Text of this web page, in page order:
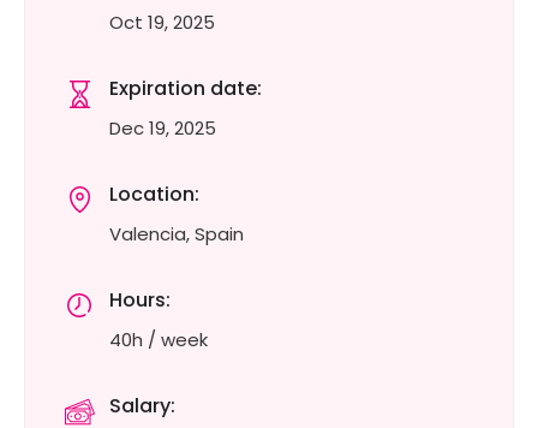
Oct 19, 2025
Expiration date:
Dec 19, 2025
Location:
Valencia, Spain
Hours:
40h / week
Salary: